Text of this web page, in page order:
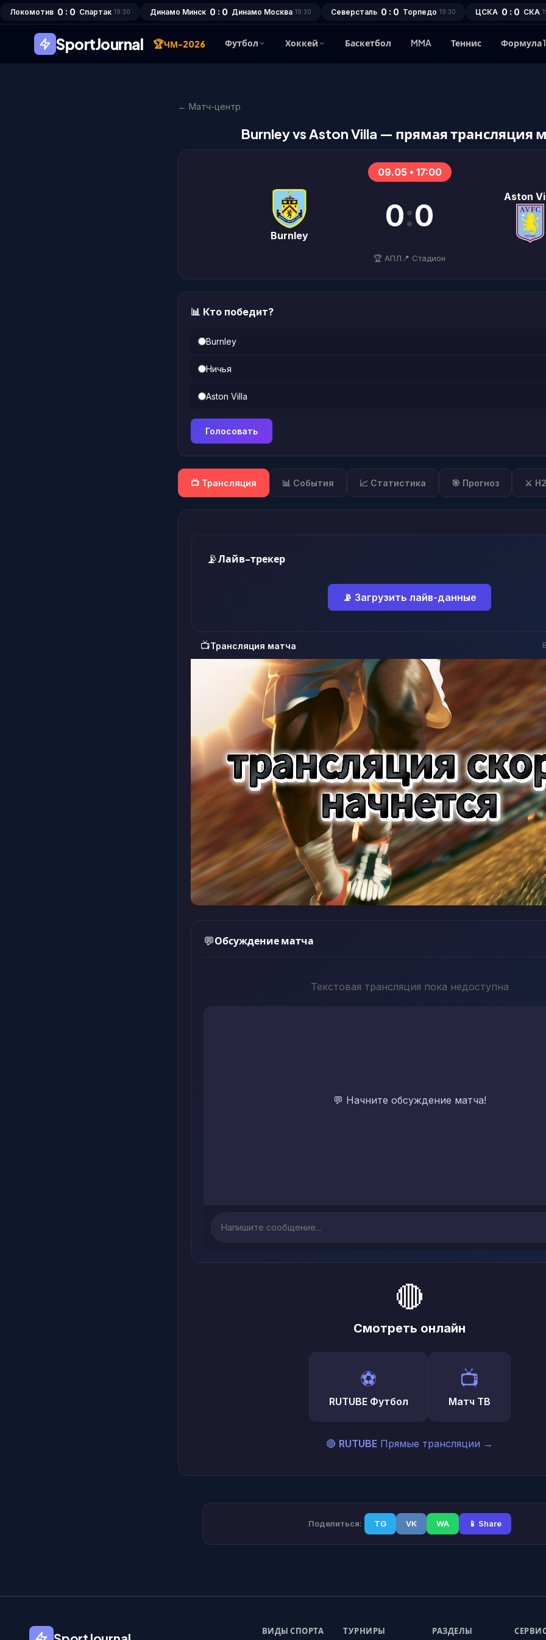
Локомотив 0 : 0 Спартак 19:30 Динамо Минск 0 : 0 Динамо Москва 19:30 Северсталь 0 : 0 Торпедо 19:30 ЦСКА 0 : 0 СКА
SportJournal 🏆ЧМ-2026 Футбол Хоккей Баскетбол MMA Теннис Формула 1
← Матч-центр
Burnley vs Aston Villa — прямая трансляция
09.05 • 17:00
Burnley
0:0
Aston
🏆 АПЛ 📍 Стадион
📊 Кто победит?
Burnley
Ничья
Aston Villa
Голосовать
📺 Трансляция 📊 События 📈 Статистика 🎯 Прогноз ⚔️
📡Лайв-трекер
📡 Загрузить лайв-данные
📺Трансляция матча
💬Обсуждение матча
Текстовая трансляция пока недоступна
💬 Начните обсуждение матча!
🔴
Смотреть онлайн
⚽
RUTUBE Футбол
📺
Матч ТВ
🔴 RUTUBE Прямые трансляции →
Поделиться: TG VK WA 📱 Share
ВИДЫ СПОРТА ТУРНИРЫ РАЗДЕЛЫ